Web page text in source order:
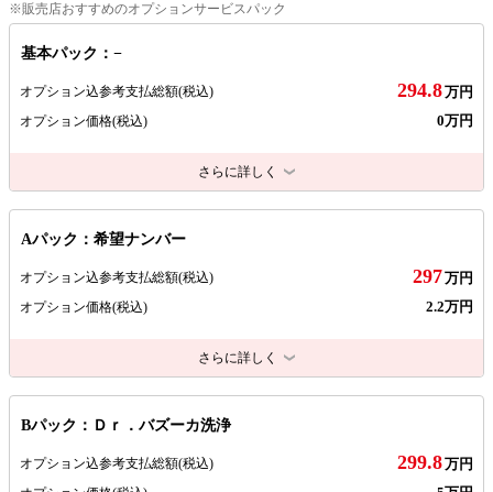
※販売店おすすめのオプションサービスパック
基本パック：−
オプション込参考支払総額(税込) 294.8万円
オプション価格(税込) 0万円
さらに詳しく
Aパック：希望ナンバー
オプション込参考支払総額(税込) 297万円
オプション価格(税込) 2.2万円
さらに詳しく
Bパック：Ｄｒ．バズーカ洗浄
オプション込参考支払総額(税込) 299.8万円